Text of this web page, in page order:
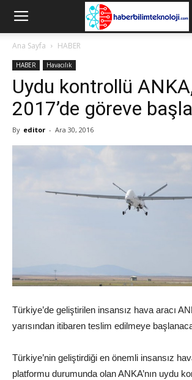
Ana Sayfa HABER
HABER Havacılık
Uydu kontrollü
2017’de göreve
By editor - Ara 30, 2016
Türkiye’de geliştirilen insansız hava aracı
yarısından itibaren teslim edilmeye
Türkiye’nin geliştirdiği en önemli insansız
platformu durumunda olan ANKA’nın uydu